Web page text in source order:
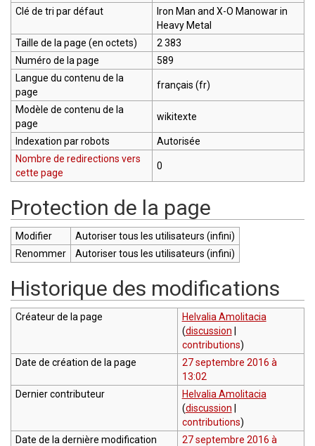
Clé de tri par défaut
Iron Man and X-O Manowar in
Heavy Metal
Taille de la page (en octets)
2 383
Numéro de la page
589
Langue du contenu de la
page
français (fr)
Modèle de contenu de la
page
wikitexte
Indexation par robots
Autorisée
Nombre de redirections vers
cette page
0
Protection de la page
Modifier
Autoriser tous les utilisateurs (infini)
Renommer
Autoriser tous les utilisateurs (infini)
Historique des modifications
Créateur de la page
Helvalia Amolitacia
(discussion
contributions)
Date de création de la page
27 septembre 2016 à
13:02
Dernier contributeur
Helvalia Amolitacia
(discussion
contributions)
Date de la dernière modification
27 septembre 2016 à